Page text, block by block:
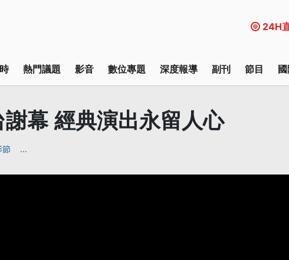
24H
熱門議題 影音 數位專題 深度報導 副刊 節目
幕 經典演出永留人心
節 ...